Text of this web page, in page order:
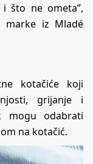
što ne ometa”,
marke iz Mladé
kotačiće koji
grijanje i
mogu odabrati
na kotačić.